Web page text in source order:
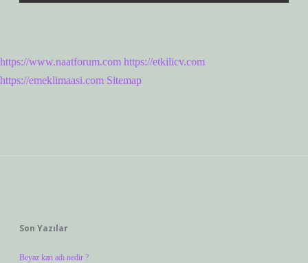
https://www.naatforum.com https://etkilicv.com
https://emeklimaasi.com Sitemap
Son Yazılar
Beyaz kan adı nedir ?